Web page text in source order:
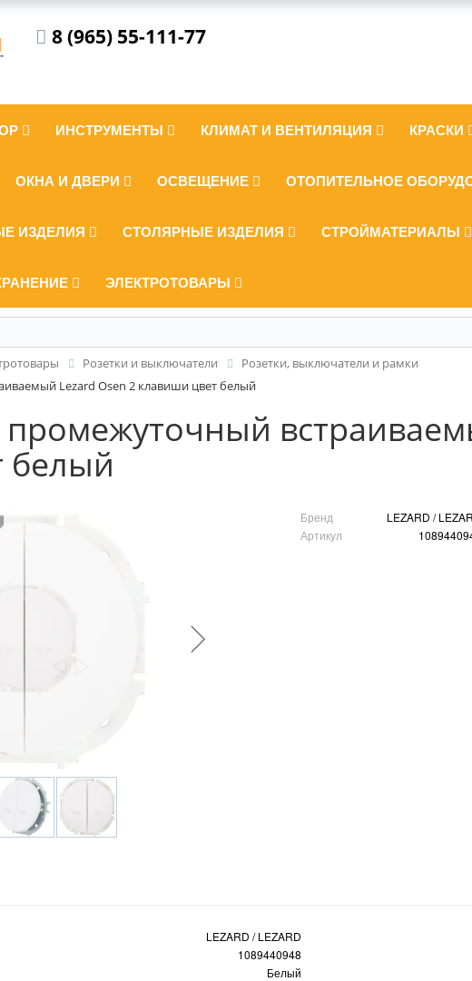
8 (965) 55-111-77
ИНСТРУМЕНТЫ КЛИМАТ И ВЕНТИЛЯЦИЯ КРАСКИ
ОКНА И ДВЕРИ ОСВЕЩЕНИЕ ОТОПИТЕЛЬНОЕ
ИЗДЕЛИЯ СТОЛЯРНЫЕ ИЗДЕЛИЯ СТРОЙМАТЕРИАЛЫ
ЭЛЕКТРОТОВАРЫ
Розетки и выключатели
Розетки, выключатели и рамки
Lezard Osen 2 клавиши цвет белый
белый
Бренд
LEZARD /
Артикул
LEZARD / LEZARD
1089440948
Белый